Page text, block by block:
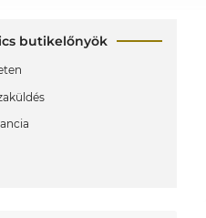
butikelőnyök